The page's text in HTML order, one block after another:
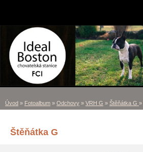
Úvod » Fotoalbum » Odchovy » VRH G » Štěňátka G »
Štěňátka G